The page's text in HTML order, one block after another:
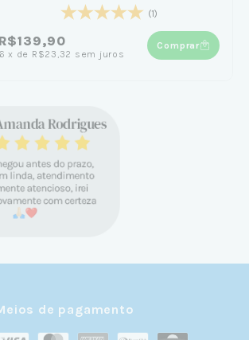
(1)
R$139,90
6 x de R$23,32 sem juros
Comprar
de pagamento